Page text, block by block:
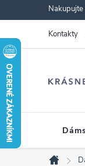
na
obsah
Kontakty